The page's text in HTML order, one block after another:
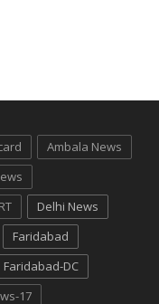
Ambala News
Delhi News
Faridabad
Faridabad-DC
17